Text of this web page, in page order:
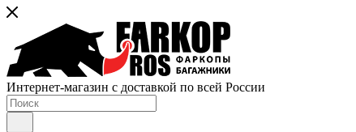
Интернет-магазин с доставкой по всей России